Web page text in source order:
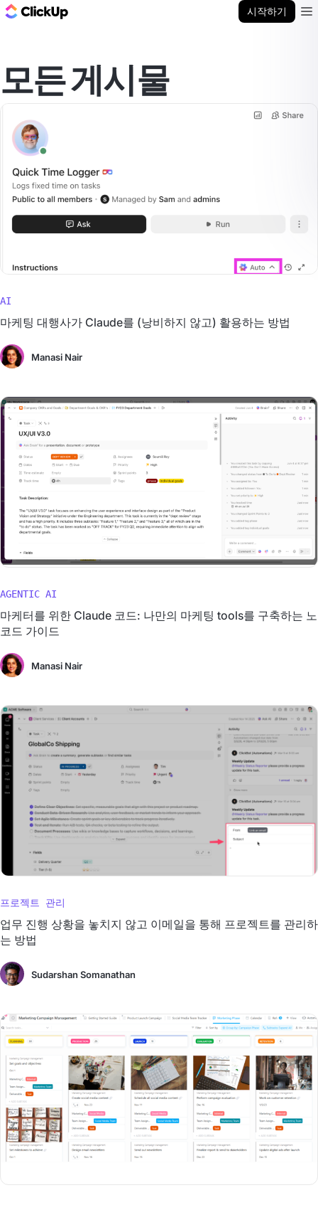
시작하기
모든 게시물
AI
마케팅 대행사가 Claude를 (낭비하지 않고) 활용하는 방법
Manasi Nair
AGENTIC AI
마케터를 위한 Claude 코드: 나만의 마케팅 tools를 구축하는 노
코드 가이드
Manasi Nair
프로젝트 관리
업무 진행 상황을 놓치지 않고 이메일을 통해 프로젝트를 관리하
는 방법
Sudarshan Somanathan